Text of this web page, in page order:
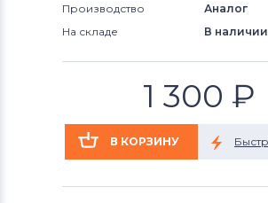
Производство
Аналог
На складе
В наличии
1 300 ₽